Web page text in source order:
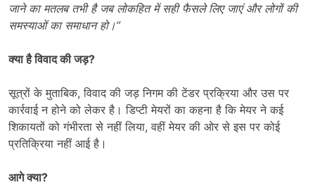
जाने का मतलब तभी है जब लोकहित में सही फैसले लिए जाएं और लोगों की
समस्याओं का समाधान हो।”
क्या है विवाद की जड़?
सूत्रों के मुताबिक, विवाद की जड़ निगम की टेंडर प्रक्रिया और उस पर
कार्रवाई न होने को लेकर है। डिप्टी मेयरों का कहना है कि मेयर ने कई
शिकायतों को गंभीरता से नहीं लिया, वहीं मेयर की ओर से इस पर कोई
प्रतिक्रिया नहीं आई है।
आगे क्या?